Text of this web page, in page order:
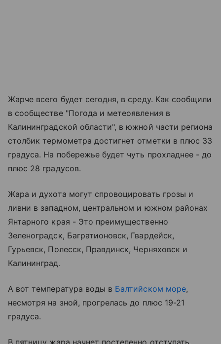
Жарче всего будет сегодня, в среду. Как сообщили
в сообществе "Погода и метеоявления в
Калининградской области", в южной части региона
столбик термометра достигнет отметки в плюс 33
градуса. На побережье будет чуть прохладнее - до
плюс 28 градусов.
Жара и духота могут спровоцировать грозы и
ливни в западном, центральном и южном районах
Янтарного края - Это преимущественно
Зеленоградск, Багратионовск, Гвардейск,
Гурьевск, Полесск, Правдинск, Черняховск и
Калининград.
А вот температура воды в Балтийском море,
несмотря на зной, прогрелась до плюс 19-21
градуса.
В пятницу жара начнет постепенно отступать.